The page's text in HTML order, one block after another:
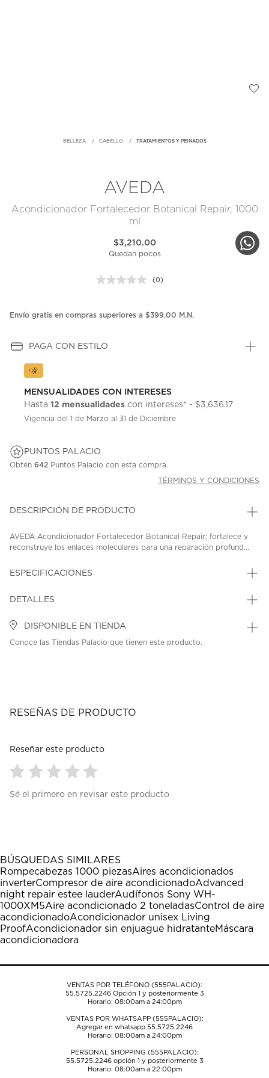
BELLEZA CABELLO TRATAMIENTOS Y PEINADOS
AVEDA
Acondicionador Fortalecedor Botanical Repair, 1000
ml
$3,210.00
Quedan pocos
Sin
en
(0)
Envío gratis en compras superiores a $399.00 M.N.
PAGA CON ESTILO
MENSUALIDADES CON INTERESES
Hasta 12 mensualidades con intereses* - $3,636.17
Vigencia del 1 de Marzo al 31 de Diciembre
PUNTOS PALACIO
Obtén 642 Puntos Palacio con esta compra.
TÉRMINOS Y CONDICIONES
DESCRIPCIÓN DE PRODUCTO
AVEDA Acondicionador Fortalecedor Botanical Repair; fortalece y
reconstruye los enlaces moleculares para una reparación profund...
ESPECIFICACIONES
DETALLES
DISPONIBLE EN TIENDA
Conoce las Tiendas Palacio que tienen este producto.
RESEÑAS DE PRODUCTO
Reseñar este producto
para
1
estrella
Esta
acción
abrirá
el
formulario
de
envío.
para
estrellas.
Esta
acción
abrirá
el
formulario
de
envío.
para
estrellas.
Esta
acción
abrirá
el
formulario
de
envío.
para
estrellas.
Esta
acción
abrirá
el
formulario
de
envío.
para
estrellas.
Esta
acción
abrirá
el
formulario
de
Sé el primero en revisar este producto
BÚSQUEDAS SIMILARES
Rompecabezas 1000 piezasAires acondicionados
inverterCompresor de aire acondicionadoAdvanced
night repair estee lauderAudífonos Sony WH-
1000XM5Aire acondicionado 2 toneladasControl de aire
acondicionadoAcondicionador unisex Living
ProofAcondicionador sin enjuague hidratanteMáscara
acondicionadora
VENTAS POR TELÉFONO (555PALACIO):
55.5725.2246Opción 1 y posteriormente 3
Horario: 08:00am a 24:00pm
VENTAS POR WHATSAPP (555PALACIO):
Agregar en whatsapp 55.5725.2246
Horario: 08:00am a 24:00pm
PERSONAL SHOPPING (555PALACIO):
55.5725.2246opción 1 y posteriormente 3
Horario: 08:00am a 22:00pm